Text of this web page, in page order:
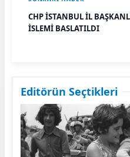
CHP İSTANBUL İL
İŞLEMİ BAŞLATILDI
Editörün Seçtikleri